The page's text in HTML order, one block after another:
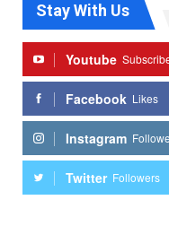
Stay With Us
Youtube
Facebook Likes
Instagram
Twitter Followers